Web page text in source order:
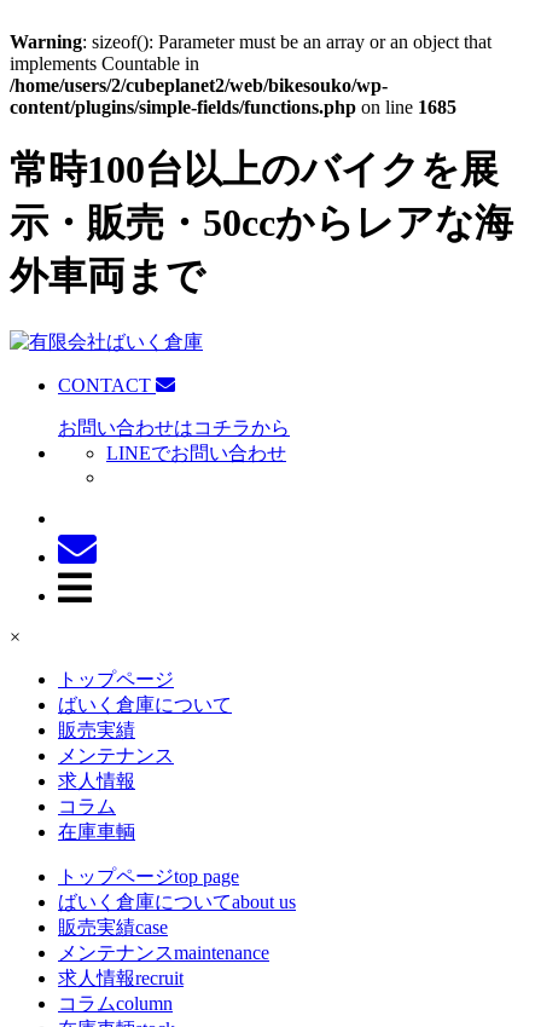
Warning: sizeof(): Parameter must be an array or an object that
implements Countable in
/home/users/2/cubeplanet2/web/bikesouko/wp-
content/plugins/simple-fields/functions.php on line 1685
常時100台以上のバイクを展
示・販売・50ccからレアな海
外車両まで
CONTACT
お問い合わせはコチラから
LINEでお問い合わせ
×
トップページ
ばいく倉庫について
販売実績
メンテナンス
求人情報
コラム
在庫車輌
トップページtop page
ばいく倉庫についてabout us
販売実績case
メンテナンスmaintenance
求人情報recruit
コラムcolumn